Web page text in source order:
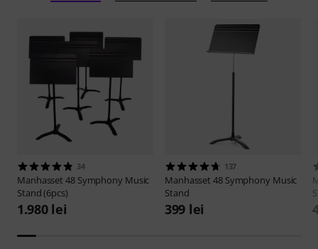
34
Manhasset48 Symphony Music
Stand (6pcs)
1.980 lei
137
Manhasset48 Symphony Music
Stand
399 lei